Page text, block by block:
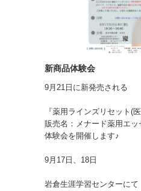
新商品体験会
9月21日に新発売される
『薬用ラインズリセット(
販売名：メナード薬用エッ
体験会を開催します♪
9月17日、18日
岩倉生涯学習センターにて